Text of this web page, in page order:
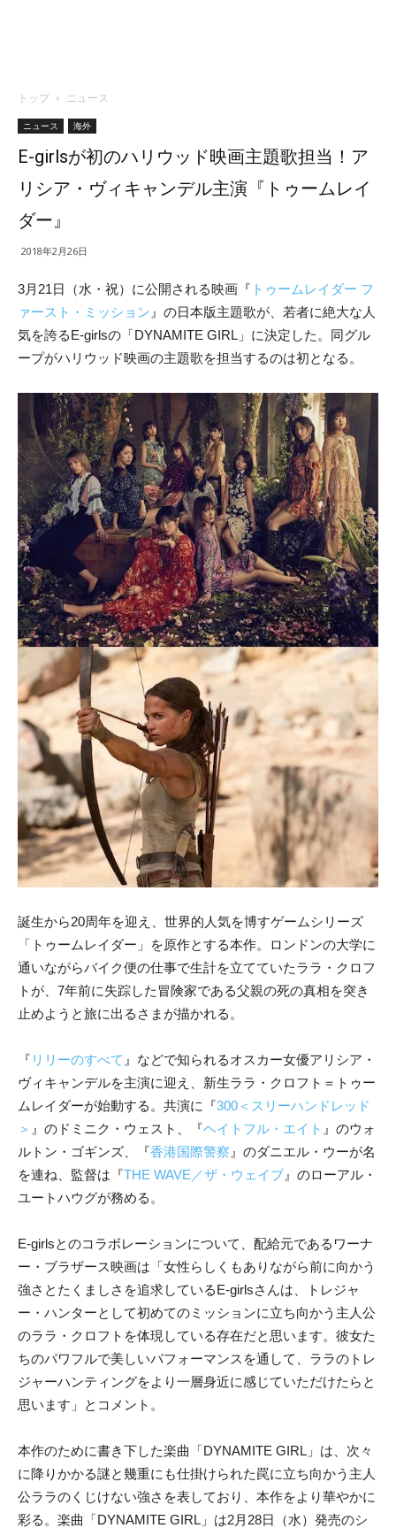
トップ ニュース
ニュース 海外
E-girlsが初のハリウッド映画主題歌担当！ア
リシア・ヴィキャンデル主演『トゥームレイ
ダー』
2018年2月26日
3月21日（水・祝）に公開される映画『 トゥームレイダー フ
ァースト・ミッション 』の日本版主題歌が、若者に絶大な人
気を誇るE-girlsの「DYNAMITE GIRL」に決定した。同グル
ープがハリウッド映画の主題歌を担当するのは初となる。
誕生から20周年を迎え、世界的人気を博すゲームシリーズ
「トゥームレイダー」を原作とする本作。ロンドンの大学に
通いながらバイク便の仕事で生計を立てていたララ・クロフ
トが、7年前に失踪した冒険家である父親の死の真相を突き
止めようと旅に出るさまが描かれる。
『 リリーのすべて 』などで知られるオスカー女優アリシア・
ヴィキャンデルを主演に迎え、新生ララ・クロフト＝トゥー
ムレイダーが始動する。共演に『300＜スリーハンドレッド
＞ 』のドミニク・ウェスト、『ヘイトフル・エイト 』のウォ
ルトン・ゴギンズ、『香港国際警察 』のダニエル・ウーが名
を連ね、監督は『THE WAVE／ザ・ウェイブ 』のローアル・
ユートハウグが務める。
E-girlsとのコラボレーションについて、配給元であるワーナ
ー・ブラザース映画は「女性らしくもありながら前に向かう
強さとたくましさを追求しているE-girlsさんは、トレジャ
ー・ハンターとして初めてのミッションに立ち向かう主人公
のララ・クロフトを体現している存在だと思います。彼女た
ちのパワフルで美しいパフォーマンスを通して、ララのトレ
ジャーハンティングをより一層身近に感じていただけたらと
思います」とコメント。
本作のために書き下した楽曲「DYNAMITE GIRL」は、次々
に降りかかる謎と幾重にも仕掛けられた罠に立ち向かう主人
公ララのくじけない強さを表しており、本作をより華やかに
彩る。楽曲「DYNAMITE GIRL」は2月28日（水）発売のシ